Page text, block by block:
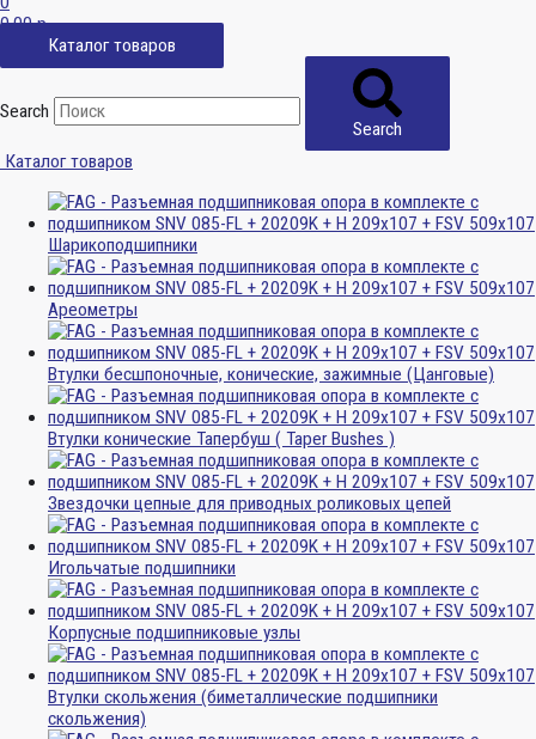
0,00р.
Каталог товаров
Search
Search
Каталог товаров
Шарикоподшипники
Ареометры
Втулки бесшпоночные, конические, зажимные (Цанговые)
Втулки конические Тапербуш ( Taper Bushes )
Звездочки цепные для приводных роликовых цепей
Игольчатые подшипники
Корпусные подшипниковые узлы
Втулки скольжения (биметаллические подшипники
скольжения)